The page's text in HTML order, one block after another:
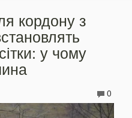
кордону з
у чому
0